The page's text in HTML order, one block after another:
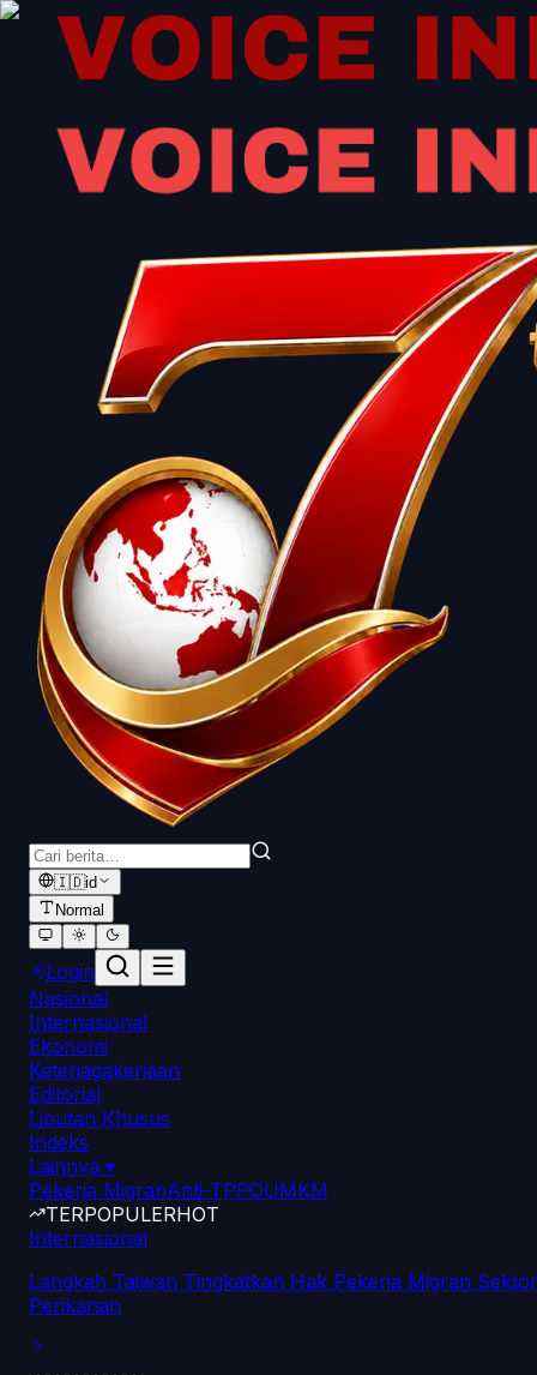
🇮🇩id
Normal
Login
Nasional
Internasional
Ekonomi
Ketenagakerjaan
Editorial
Liputan Khusus
Indeks
Lainnya ▾
Pekerja MigranAnti-TPPOUMKM
TERPOPULERHOT
Internasional
Langkah Taiwan Tingkatkan Hak Pekerja Migran Sektor
Perikanan